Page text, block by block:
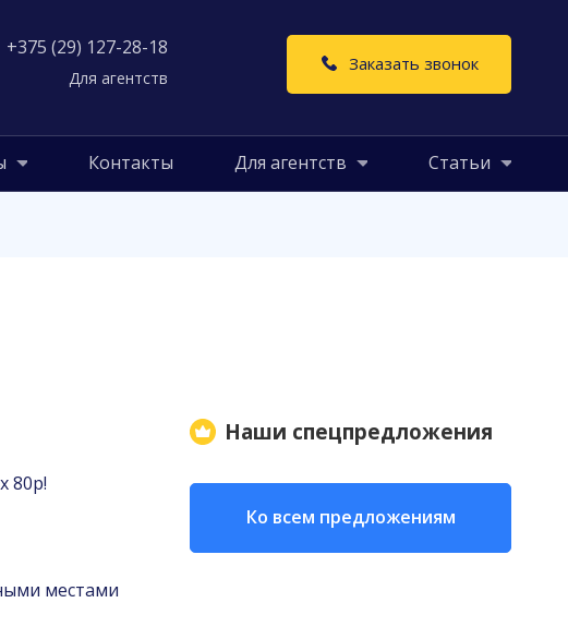
+375 (29) 127-28-18
Для агентств
Заказать звонок
Контакты Для агентств Статьи
80р!
местами
Наши спецпредложения
Ко всем предложениям